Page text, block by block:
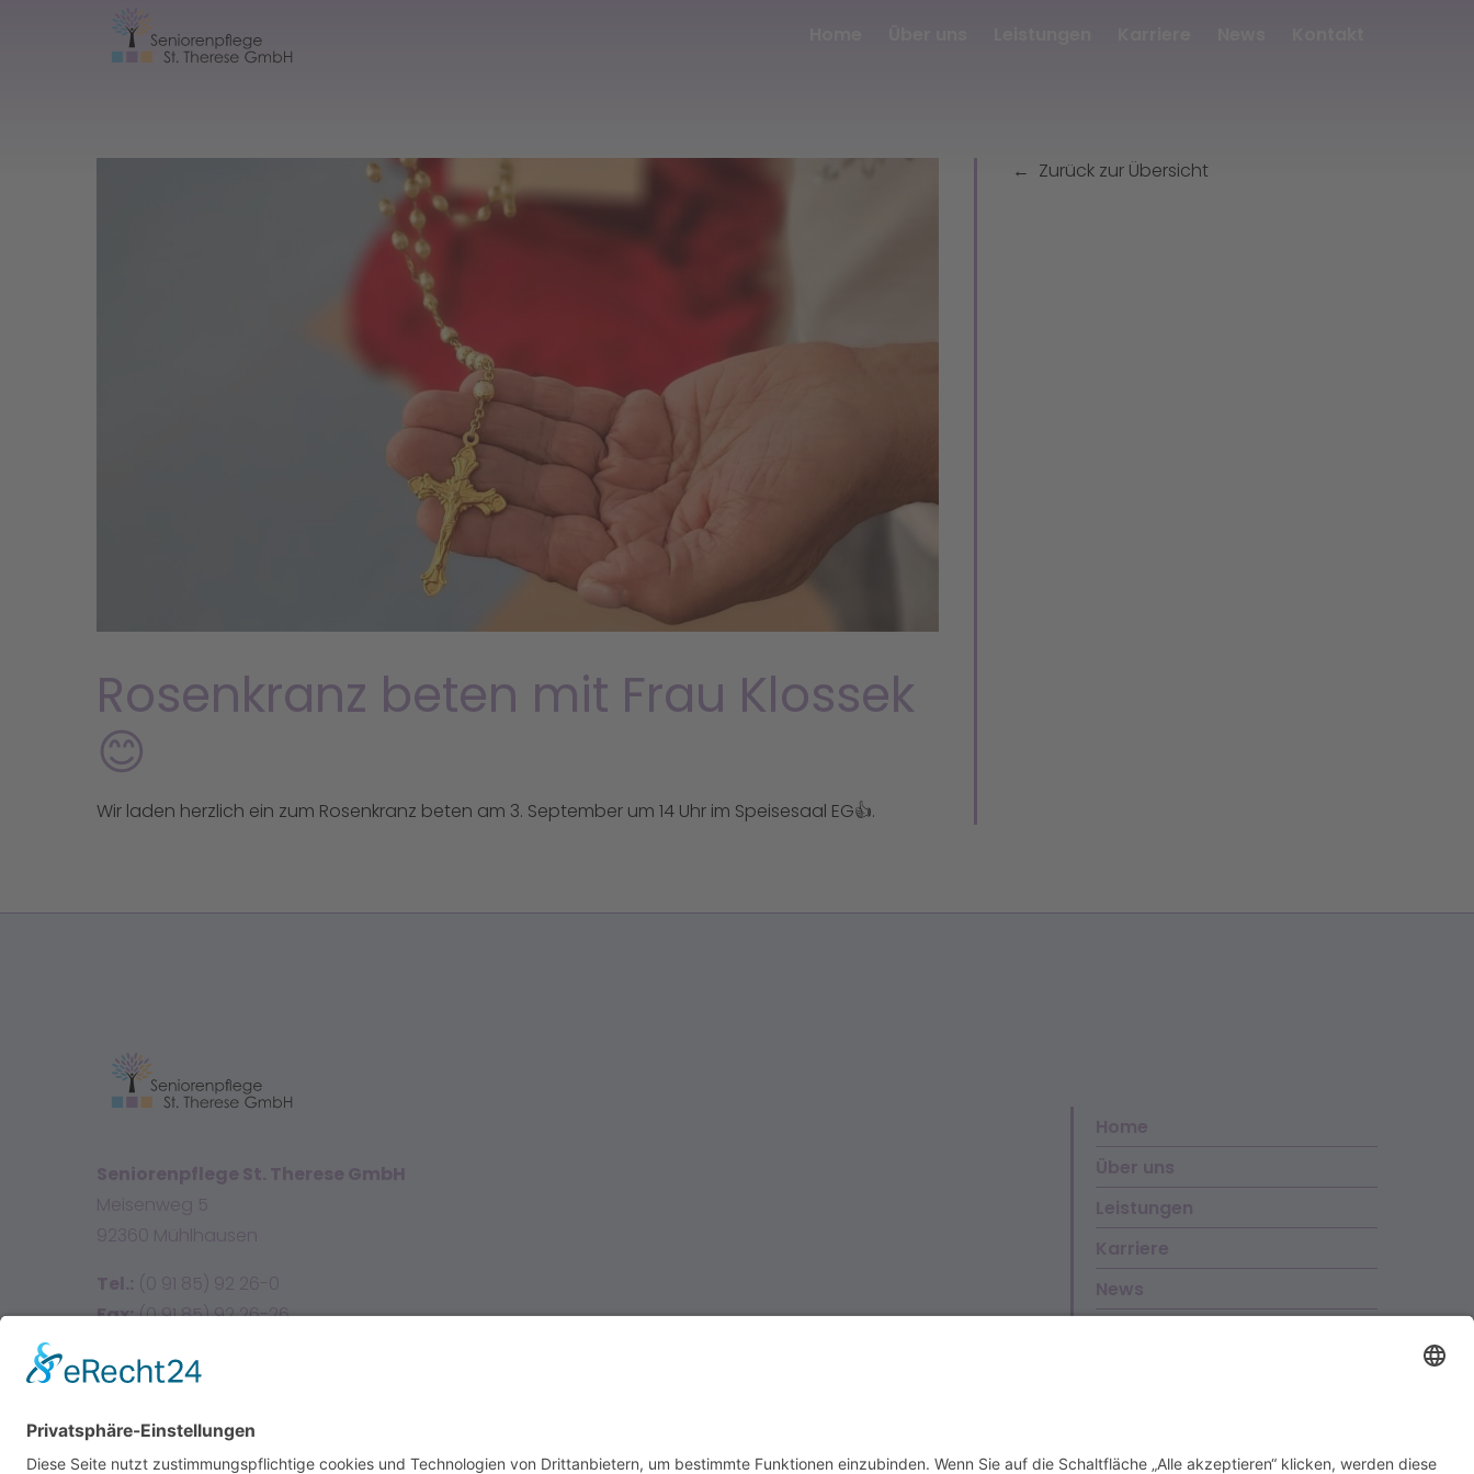
Rosenkranz beten mit Frau Klossek
😊
Wir laden herzlich ein zum Rosenkranz beten am 3. September um 14 Uhr im Speisesaal EG👍.
Zurück zur Übersicht
Seniorenpflege St. Therese GmbH
Meisenweg 5
92360 Mühlhausen
Tel.: (0 91 85) 92 26-0
Fax:(0 91 85) 92 26-26
E-Mail: info@sttherese.de
Instagram
Home
Über uns
Leistungen
Karriere
News